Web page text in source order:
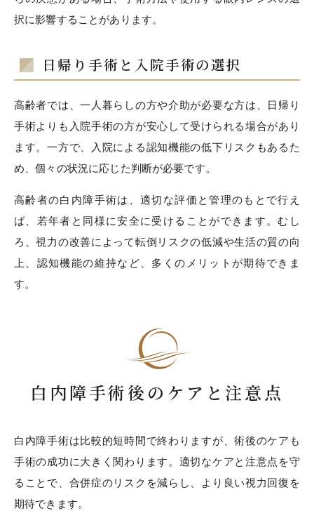
択に影響することがあります。
日帰り手術と入院手術の選択
高齢者では、一人暮らしの方や介助が必要な方は、日帰り
手術よりも入院手術の方が安心して受けられる場合があり
ます。一方で、入院による認知機能の低下リスクもあるた
め、個々の状況に応じた判断が必要です。
高齢者の白内障手術は、適切な評価と管理のもとで行え
ば、若年者と同様に安全に受けることができます。むし
ろ、視力の改善によって転倒リスクの低減や生活の質の向
上、認知機能の維持など、多くのメリットが期待できま
す。
白内障手術後のケアと注意点
白内障手術は比較的短時間で終わりますが、術後のケアも
手術の成功に大きく関わります。適切なケアと注意点を守
ることで、合併症のリスクを減らし、より良い視力回復を
期待できます。